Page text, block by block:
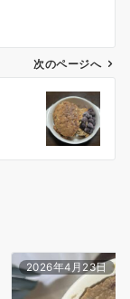
次のページへ
2026年4月23日